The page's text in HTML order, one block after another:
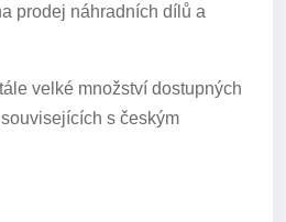
prodej náhradních dílů a
velké množství dostupných
s českým